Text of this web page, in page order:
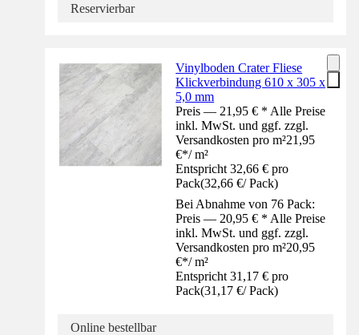
Reservierbar
Vinylboden Crater Fliese
Klickverbindung 610 x 305 x
5,0 mm
Preis — 21,95 € * Alle Preise
inkl. MwSt. und ggf. zzgl.
Versandkosten pro m²21,95
€*/ m²
Entspricht 32,66 € pro
Pack(32,66 €/ Pack)
Bei Abnahme von 76 Pack:
Preis — 20,95 € * Alle Preise
inkl. MwSt. und ggf. zzgl.
Versandkosten pro m²20,95
€*/ m²
Entspricht 31,17 € pro
Pack(31,17 €/ Pack)
Online bestellbar